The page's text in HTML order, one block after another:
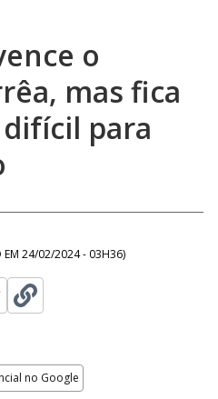
o
mas fica
para
24/02/2024 - 03H36)
no Google